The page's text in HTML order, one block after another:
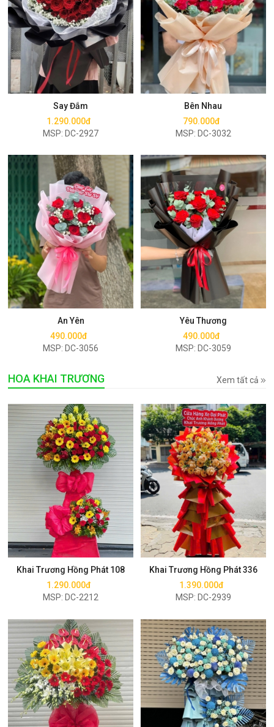
Say Đắm
1.290.000đ
MSP: DC-2927
Mua ngay
Bên Nhau
790.000đ
MSP: DC-3032
Mua ngay
An Yên
490.000đ
MSP: DC-3056
Mua ngay
Yêu Thương
490.000đ
MSP: DC-3059
Mua ngay
HOA KHAI TRƯƠNG Xem tất cả
Khai Trương Hồng Phát 108
1.290.000đ
MSP: DC-2212
Mua ngay
Khai Trương Hồng Phát 336
1.390.000đ
MSP: DC-2939
Mua ngay